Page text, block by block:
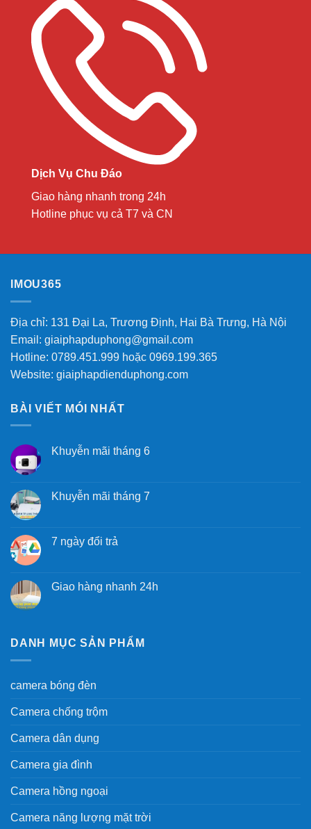
Dịch Vụ Chu Đáo
Giao hàng nhanh trong 24h
Hotline phục vụ cả T7 và CN
IMOU365
Địa chỉ: 131 Đại La, Trương Định, Hai Bà Trưng, Hà Nội
Email: giaiphapduphong@gmail.com
Hotline: 0789.451.999 hoặc 0969.199.365
Website: giaiphapdienduphong.com
BÀI VIẾT MÓI NHẤT
Khuyễn mãi tháng 6
Khuyễn mãi tháng 7
7 ngày đổi trả
Giao hàng nhanh 24h
DANH MỤC SẢN PHẨM
camera bóng đèn
Camera chống trộm
Camera dân dụng
Camera gia đình
Camera hồng ngoại
Camera năng lượng mặt trời